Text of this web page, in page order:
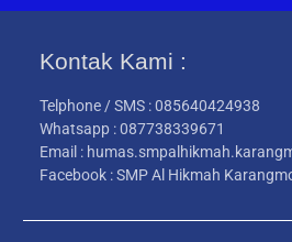
Kontak Kami :
Telphone / SMS : 085640424938
Whatsapp : 087738339671
Email :
Facebook : SMP Al Hikmah